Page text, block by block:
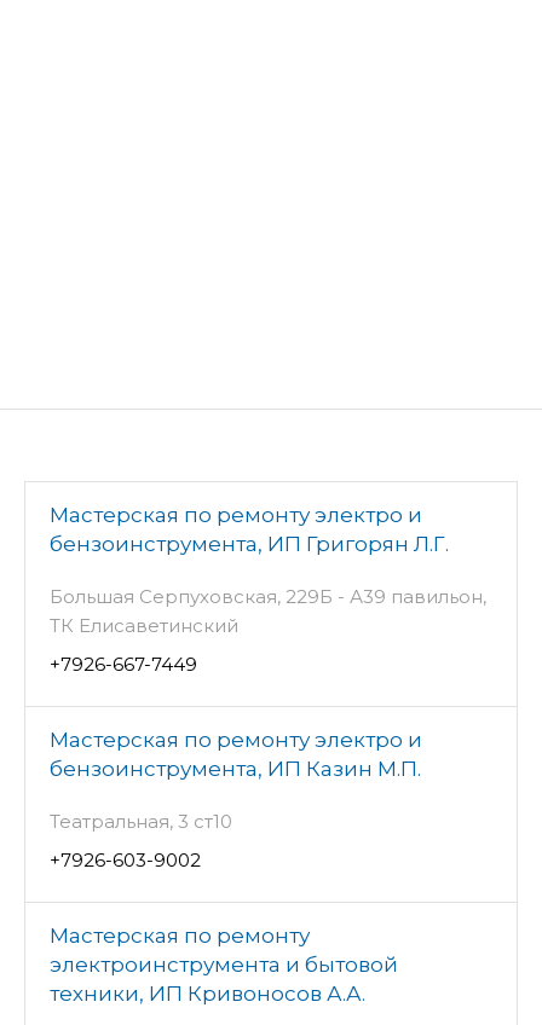
Мастерская по ремонту электро и
бензоинструмента, ИП Григорян Л.Г.
Большая Серпуховская, 229Б - А39 павильон,
ТК Елисаветинский
+7926-667-7449
Мастерская по ремонту электро и
бензоинструмента, ИП Казин М.П.
Театральная, 3 ст10
+7926-603-9002
Мастерская по ремонту
электроинструмента и бытовой
техники, ИП Кривоносов А.А.